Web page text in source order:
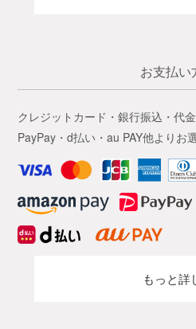
お支払い
クレジットカード・銀行振込・代
PayPay・d払い・au PAY他よりお
もっと詳